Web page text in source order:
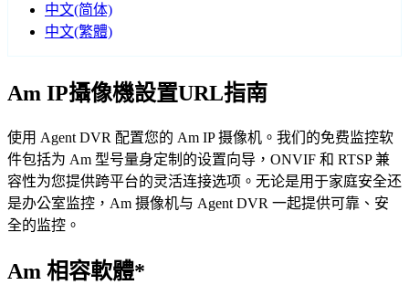
中文(简体)
中文(繁體)
Am IP攝像機設置URL指南
使用 Agent DVR 配置您的 Am IP 摄像机。我们的免费监控软
件包括为 Am 型号量身定制的设置向导，ONVIF 和 RTSP 兼
容性为您提供跨平台的灵活连接选项。无论是用于家庭安全还
是办公室监控，Am 摄像机与 Agent DVR 一起提供可靠、安
全的监控。
Am 相容軟體*